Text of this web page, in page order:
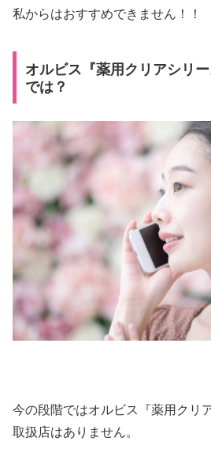
私からはおすすめできません！！
オルビス『薬用クリアシリ
では？
今の段階ではオルビス『薬用クリ
取扱店はありません。